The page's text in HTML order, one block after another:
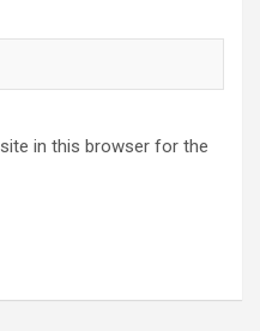
in this browser for the